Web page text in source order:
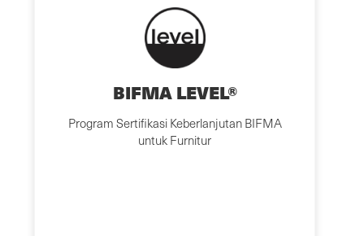
BIFMA LEVEL®
Program Sertifikasi Keberlanjutan BIFMA
untuk Furnitur